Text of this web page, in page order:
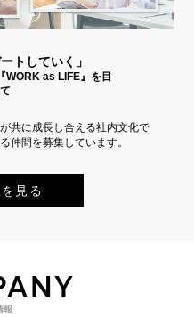
トしていく」
WORK as LIFE』を目
共に成長し合える社内文化で
仲間を募集しています。
見る
報